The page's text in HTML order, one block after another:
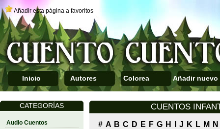
Añadir esta página a favoritos
Inicio Autores Colorea Añadir nuevo
CATEGORÍAS
Audio Cuentos
CUENTOS
# A B C D E F G H J K L M N